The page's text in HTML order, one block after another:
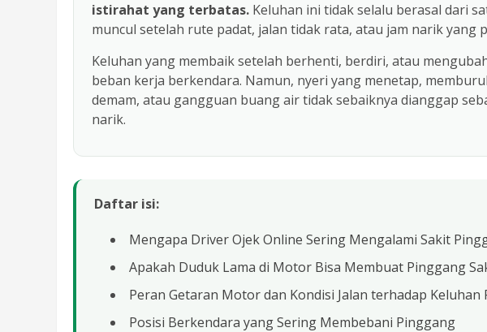
istirahat yang terbatas. Keluhan ini tidak selalu berasal dari
muncul setelah rute padat, jalan tidak rata, atau jam narik yang
Keluhan yang membaik setelah berhenti, berdiri, atau
beban kerja berkendara. Namun, nyeri yang menetap,
demam, atau gangguan buang air tidak sebaiknya dianggap
narik.
Daftar isi:
Mengapa Driver Ojek Online Sering Mengalami Sakit
Apakah Duduk Lama di Motor Bisa Membuat Pinggang
Peran Getaran Motor dan Kondisi Jalan terhadap Keluhan
Posisi Berkendara yang Sering Membebani Pinggang